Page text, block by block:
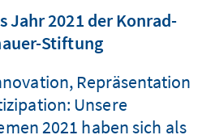
Jahr 2021 der Konrad-
Stiftung
Repräsentation
Unsere
2021 haben sich als